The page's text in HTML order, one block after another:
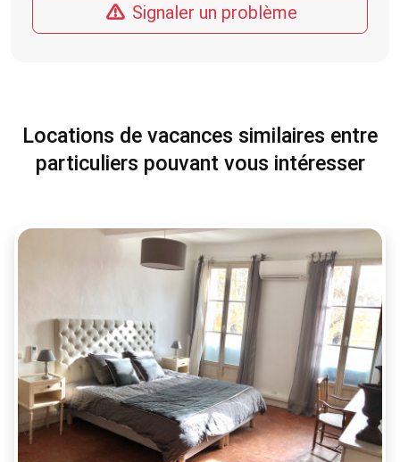
Signaler un problème
Locations de vacances similaires entre
particuliers pouvant vous intéresser